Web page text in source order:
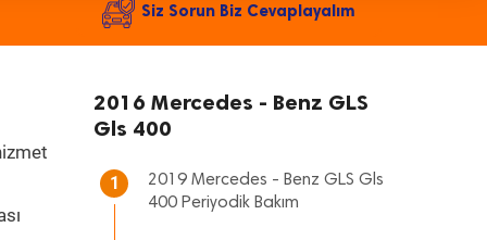
Siz Sorun Biz Cevaplayalım
2016 Mercedes - Benz GLS
Gls 400
1
2019 Mercedes - Benz GLS Gls
400 Periyodik Bakım